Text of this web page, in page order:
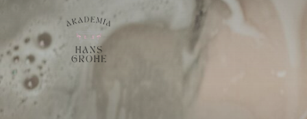
content